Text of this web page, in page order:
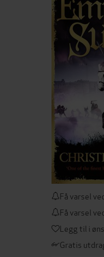
Få varsel
Få varsel
Legg til i
Gratis